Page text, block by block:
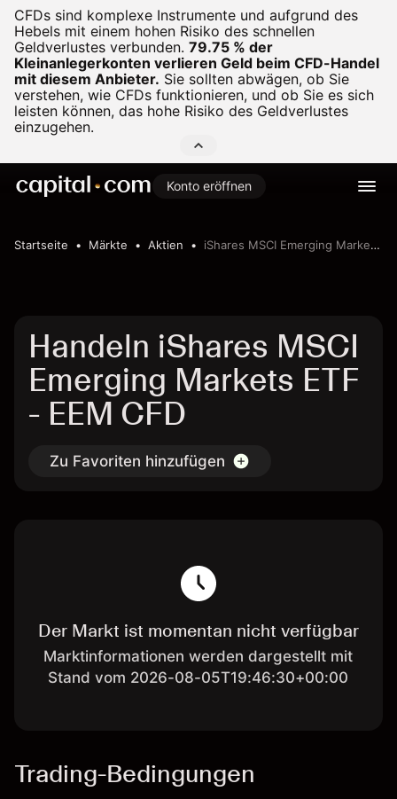
CFDs sind komplexe Instrumente und aufgrund des
Hebels mit einem hohen Risiko des schnellen
Geldverlustes verbunden. 79.75 % der
Kleinanlegerkonten verlieren Geld beim CFD-Handel
mit diesem Anbieter. Sie sollten abwägen, ob Sie
verstehen, wie CFDs funktionieren, und ob Sie es sich
leisten können, das hohe Risiko des Geldverlustes
einzugehen.
Konto eröffnen
Startseite Märkte Aktien iShares MSCI Emerging Markets ETF
Handeln iShares MSCI
Emerging Markets ETF
- EEM CFD
Zu Favoriten hinzufügen
Der Markt ist momentan nicht verfügbar
Marktinformationen werden dargestellt mit
Stand vom 2026-08-05T19:46:30+00:00
Trading-Bedingungen